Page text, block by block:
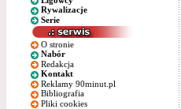
Rywalizacje
Serie
O stronie
Nabór
Redakcja
Kontakt
Reklamy 90minut.pl
Bibliografia
Pliki cookies